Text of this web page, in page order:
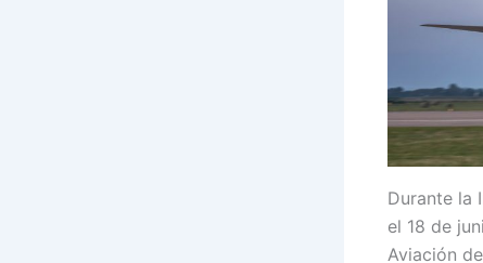
Durante la
el 18 de
Aviación